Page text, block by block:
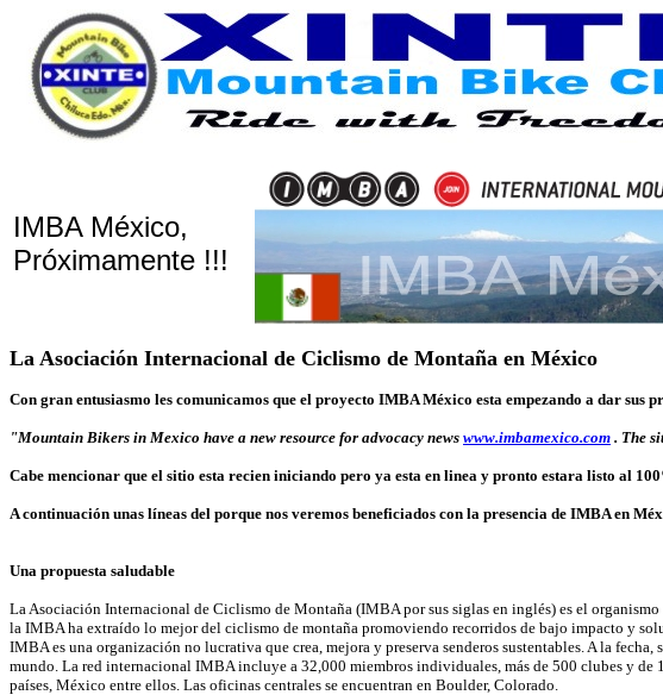
IMBA México,
Próximamente !!!
La Asociación Internacional de Ciclismo de Montaña en México
Con gran entusiasmo les comunicamos que el proyecto IMBA México esta empezando a dar
"Mountain Bikers in Mexico have a new resource for advocacy news www.imbamexico.com . The
Cabe mencionar que el sitio esta recien iniciando pero ya esta en linea y pronto estara listo al
A continuación unas líneas del porque nos veremos beneficiados con la presencia de IMBA en
Una propuesta saludable
La Asociación Internacional de Ciclismo de Montaña (IMBA por sus siglas en inglés) es el
la IMBA ha extraído lo mejor del ciclismo de montaña promoviendo recorridos de bajo impacto y
IMBA es una organización no lucrativa que crea, mejora y preserva senderos sustentables. A la
mundo. La red internacional IMBA incluye a 32,000 miembros individuales, más de 500 clubes y de
países, México entre ellos. Las oficinas centrales se encuentran en Boulder, Colorado.